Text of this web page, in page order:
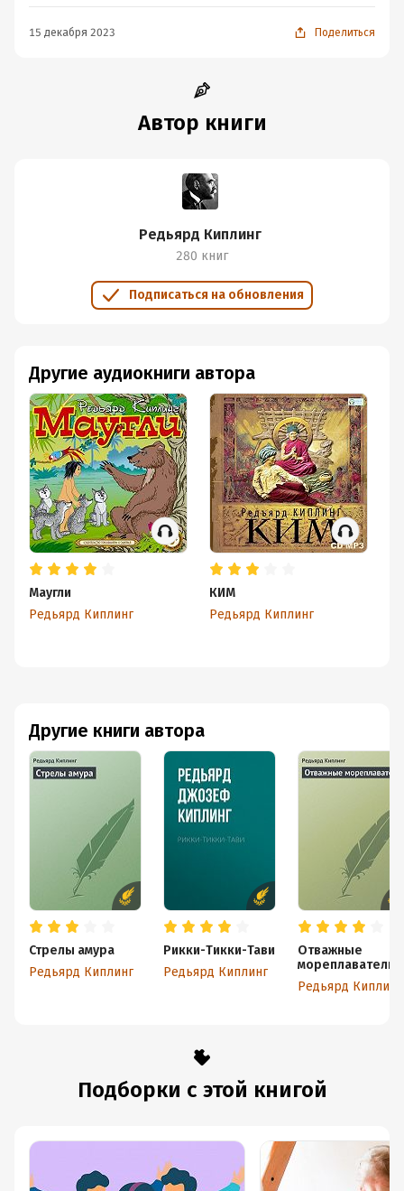
15 декабря 2023 Поделиться
Автор книги
Редьярд Киплинг
280 книг
Подписаться на обновления
Другие книги автора
Стрелы амура
Редьярд Киплинг
Рикки-Тикки-Тави
Редьярд Киплинг
Отважные
мореплаватели
Редьярд Киплинг
Другие аудиокниги автора
Маугли
Редьярд Киплинг
КИМ
Редьярд Киплинг
Подборки с этой книгой